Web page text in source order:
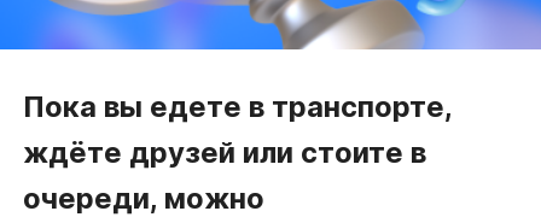
Пока вы едете в транспорте,
ждёте друзей или стоите в
очереди, можно